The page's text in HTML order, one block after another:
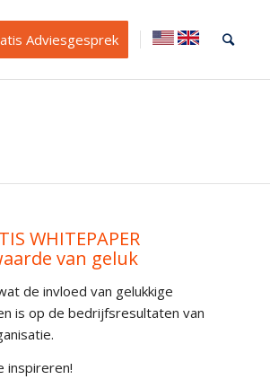
Adviesgesprek
WHITEPAPER
van geluk
de invloed van gelukkige
is op de bedrijfsresultaten van
inspireren!